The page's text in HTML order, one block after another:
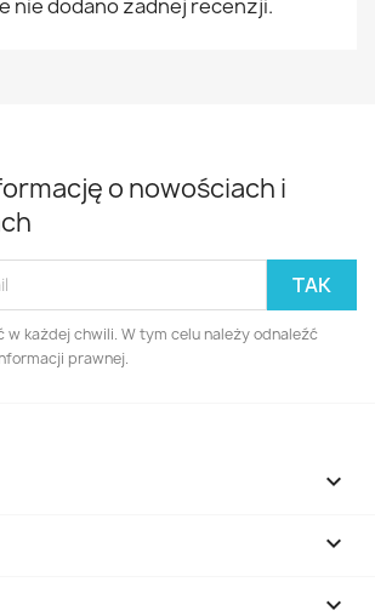
nie dodano żadnej recenzji.
o nowościach i
w każdej chwili. W tym celu należy odnaleźć
prawnej.


